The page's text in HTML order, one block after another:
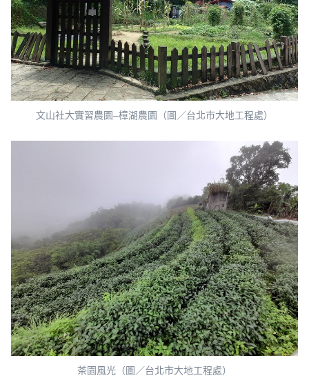
文山社大實習農園–樟湖農園（圖／台北市大地工程處）
茶園風光（圖／台北市大地工程處）